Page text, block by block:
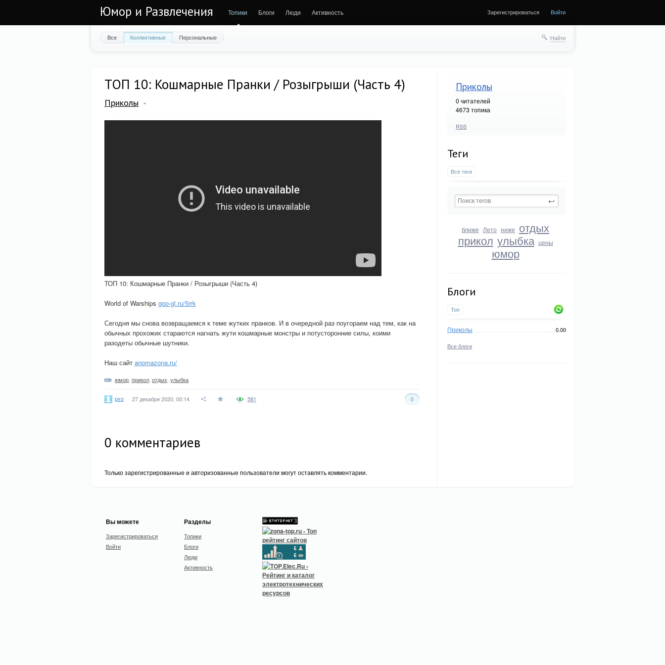
Юмор и Развлечения Топики Блоги Люди Активность Зарегистрироваться Войти
Все Коллективные Персональные Найти
Приколы
0 читателей
4673 топика
RSS
Теги
Все теги
ближе Лето ниже отдых
прикол улыбка цены
юмор
Блоги
Топ
Приколы 0.00
Все блоги
ТОП 10: Кошмарные Пранки / Розыгрыши (Часть 4)
Приколы
ТОП 10: Кошмарные Пранки / Розыгрыши (Часть 4)
World of Warships goo-gl.ru/5rrk
Сегодня мы снова возвращаемся к теме жутких пранков. И в очередной раз поугораем над тем, как на
обычных прохожих стараются нагнать жути кошмарные монстры и потусторонние силы, коими
разодеты обычные шутники.
Наш сайт anomazona.ru/
юмор прикол отдых улыбка
pxo 27 декабря 2020, 00:14 0
581
0 комментариев
Только зарегистрированные и авторизованные пользователи могут оставлять комментарии.
Вы можете
Зарегистрироваться
Войти
Разделы
Топики
Блоги
Люди
Активность